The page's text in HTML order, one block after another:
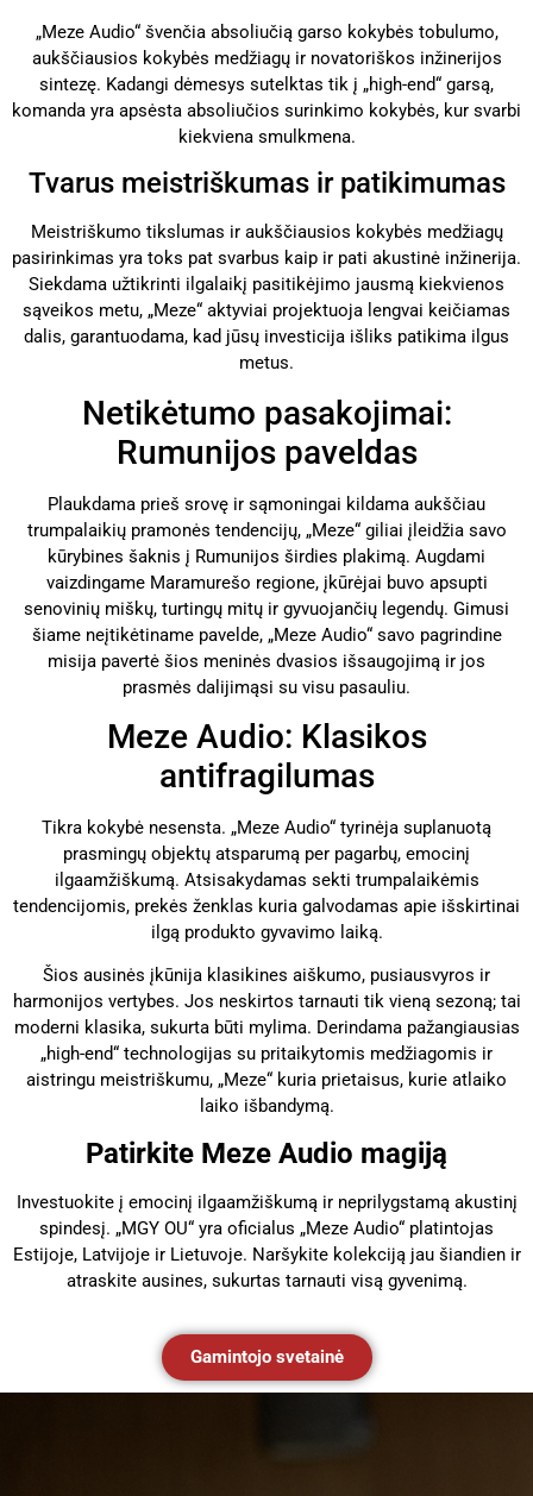
„Meze Audio“ švenčia absoliučią garso kokybės tobulumo,
aukščiausios kokybės medžiagų ir novatoriškos inžinerijos
sintezę. Kadangi dėmesys sutelktas tik į „high-end“ garsą,
komanda yra apsėsta absoliučios surinkimo kokybės, kur svarbi
kiekviena smulkmena.
Tvarus meistriškumas ir patikimumas
Meistriškumo tikslumas ir aukščiausios kokybės medžiagų
pasirinkimas yra toks pat svarbus kaip ir pati akustinė inžinerija.
Siekdama užtikrinti ilgalaikį pasitikėjimo jausmą kiekvienos
sąveikos metu, „Meze“ aktyviai projektuoja lengvai keičiamas
dalis, garantuodama, kad jūsų investicija išliks patikima ilgus
metus.
Netikėtumo pasakojimai:
Rumunijos paveldas
Plaukdama prieš srovę ir sąmoningai kildama aukščiau
trumpalaikių pramonės tendencijų, „Meze“ giliai įleidžia savo
kūrybines šaknis į Rumunijos širdies plakimą. Augdami
vaizdingame Maramurešo regione, įkūrėjai buvo apsupti
senovinių miškų, turtingų mitų ir gyvuojančių legendų. Gimusi
šiame neįtikėtiname pavelde, „Meze Audio“ savo pagrindine
misija pavertė šios meninės dvasios išsaugojimą ir jos
prasmės dalijimąsi su visu pasauliu.
Meze Audio: Klasikos
antifragilumas
Tikra kokybė nesensta. „Meze Audio“ tyrinėja suplanuotą
prasmingų objektų atsparumą per pagarbų, emocinį
ilgaamžiškumą. Atsisakydamas sekti trumpalaikėmis
tendencijomis, prekės ženklas kuria galvodamas apie išskirtinai
ilgą produkto gyvavimo laiką.
Šios ausinės įkūnija klasikines aiškumo, pusiausvyros ir
harmonijos vertybes. Jos neskirtos tarnauti tik vieną sezoną; tai
moderni klasika, sukurta būti mylima. Derindama pažangiausias
„high-end“ technologijas su pritaikytomis medžiagomis ir
aistringu meistriškumu, „Meze“ kuria prietaisus, kurie atlaiko
laiko išbandymą.
Patirkite Meze Audio magiją
Investuokite į emocinį ilgaamžiškumą ir neprilygstamą akustinį
spindesį. „MGY OU“ yra oficialus „Meze Audio“ platintojas
Estijoje, Latvijoje ir Lietuvoje. Naršykite kolekciją jau šiandien ir
atraskite ausines, sukurtas tarnauti visą gyvenimą.
Gamintojo svetainė